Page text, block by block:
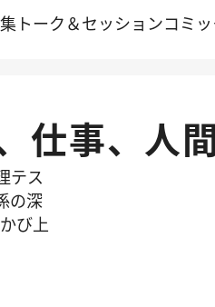
トーク＆セッションコミ
仕事、人
テス
の深
び上